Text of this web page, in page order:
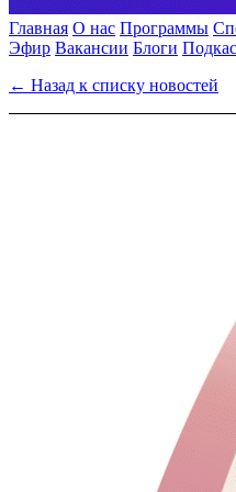
Главная О нас Программы
Эфир Вакансии Блоги
← Назад к списку новостей